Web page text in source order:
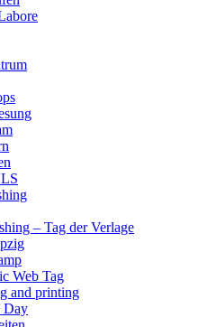
– Tag der Verlage
Web Tag
and printing
Day